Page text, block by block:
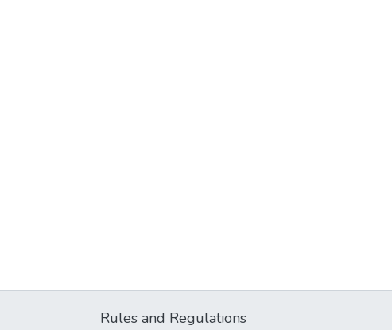
Rules and Regulations